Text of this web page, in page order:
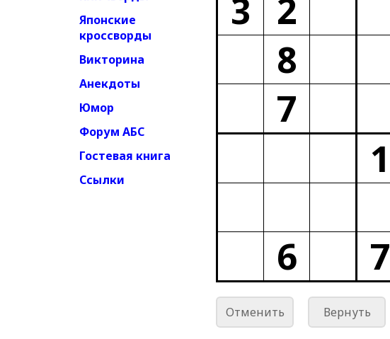
Японские
кроссворды
Викторина
Анекдоты
Юмор
Форум АБС
Гостевая книга
Ссылки
3
2
8
7
1
6
7
Отменить Вернуть